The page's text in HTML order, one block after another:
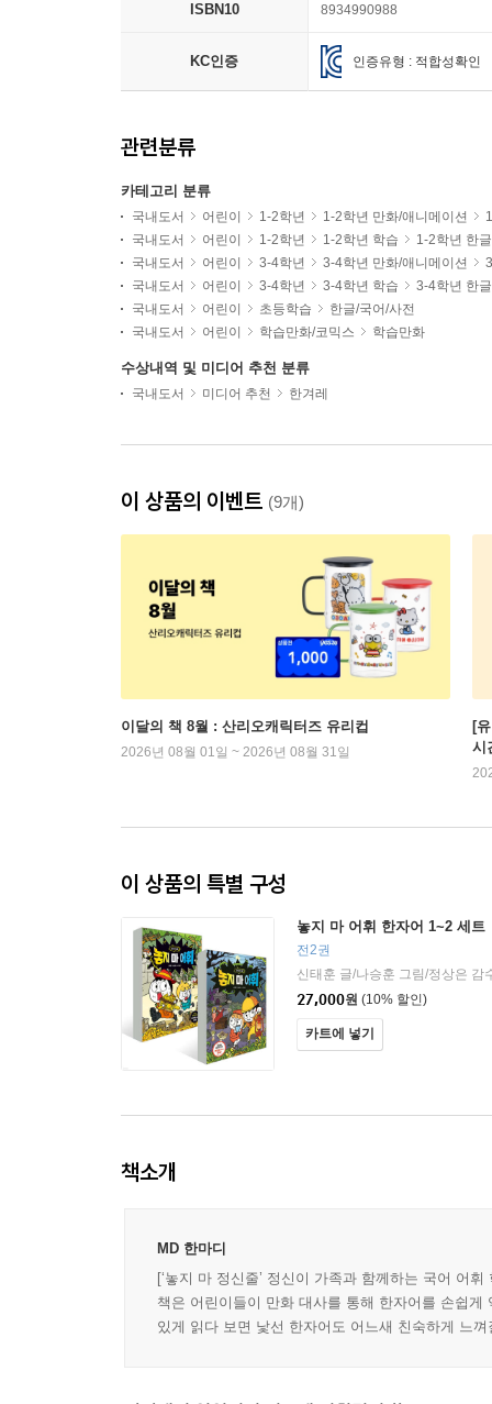
ISBN10 8934990988
KC인증 인증유형 : 적합성확인
관련분류
카테고리 분류
국내도서 어린이 1-2학년 1-2학년 만화/애니메이션
국내도서
어린이 1-2학년 1-2학년 학습
1-2학년 한
국내도서
어린이 3-4학년 3-4학년 만화/애니메이션
국내도서
어린이 3-4학년 3-4학년 학습
3-4학년 한
국내도서
어린이 초등학습
한글/국어/사전
국내도서
어린이 학습만화/코믹스 학습만화
수상내역 및 미디어 추천 분류
국내도서 미디어 추천 한겨레
이 상품의 이벤트 (9개)
이달의 책 8월 : 산리오캐릭터즈 유리컵
2026년 08월 01일 ~ 2026년 08월 31일
[
시
이 상품의 특별 구성
놓지 마 어휘 한자어 1~2 세트
전2권
신태훈 글/나승훈 그림/정상은 감
27,000원 (10% 할인)
카트에 넣기
책소개
MD 한마디
[‘놓지 마 정신줄’ 정신이 가족과 함께하는 국어 어
책은 어린이들이 만화 대사를 통해 한자어를 손쉽
있게 읽다 보면 낯선 한자어도 어느새 친숙하게 느